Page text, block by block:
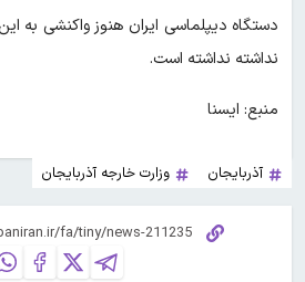
دستگاه دیپلماسی ایران هنوز واکنشی به
نداشته نداشته است.
منبع: ایسنا
آذربایجان وزارت خارجه آذربایجان